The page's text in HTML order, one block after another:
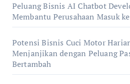
Peluang Bisnis AI Chatbot
Membantu Perusahaan Masuk
Potensi Bisnis Cuci Motor
Menjanjikan dengan Peluang
Bertambah